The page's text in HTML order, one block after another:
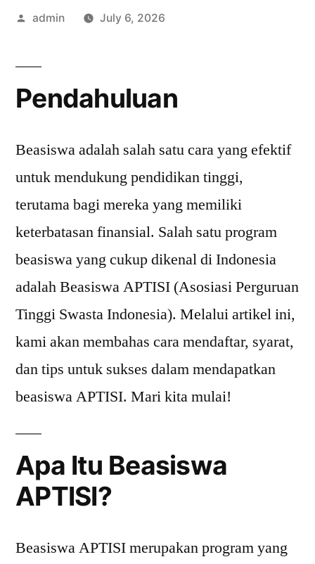
Posted
admin July 6, 2026
Pendahuluan
Beasiswa adalah salah satu cara yang efektif
untuk mendukung pendidikan tinggi,
terutama bagi mereka yang memiliki
keterbatasan finansial. Salah satu program
beasiswa yang cukup dikenal di Indonesia
adalah Beasiswa APTISI (Asosiasi Perguruan
Tinggi Swasta Indonesia). Melalui artikel ini,
kami akan membahas cara mendaftar, syarat,
dan tips untuk sukses dalam mendapatkan
beasiswa APTISI. Mari kita mulai!
Apa Itu Beasiswa
APTISI?
Beasiswa APTISI merupakan program yang